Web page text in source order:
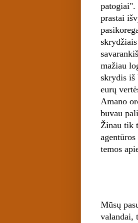
patogiai".
prastai
mažiau
skrydis iš
eurų
Amano
buvau
Žinau tik
temos
Mūsų
valandai,